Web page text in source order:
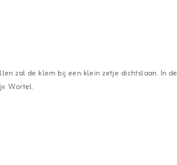
zal de klem bij een klein zetje dichtslaan. In de
Wortel.